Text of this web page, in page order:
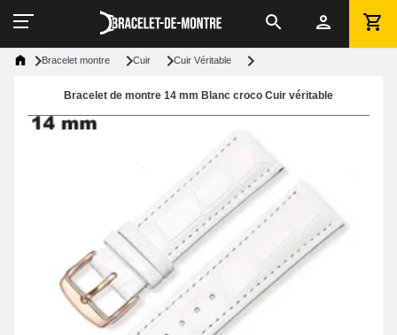
Bracelet montre Cuir Cuir Véritable
Bracelet de montre 14 mm Blanc croco Cuir véritable